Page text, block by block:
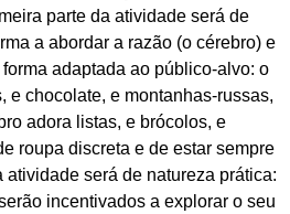
parte da atividade será de
a abordar a razão (o cérebro) e
adaptada ao público-alvo: o
e chocolate, e montanhas-russas,
adora listas, e brócolos, e
roupa discreta e de estar sempre
atividade será de natureza prática:
incentivados a explorar o seu